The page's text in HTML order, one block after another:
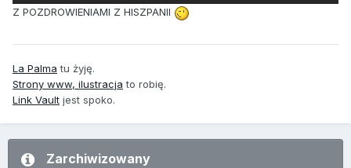
Z POZDROWIENIAMI Z HISZPANII
La Palma tu żyję.
Strony www, ilustracja to robię.
Link Vault jest spoko.
Zarchiwizowany